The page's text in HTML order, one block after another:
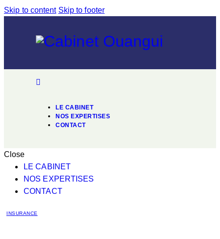
Skip to content Skip to footer
LE CABINET
NOS EXPERTISES
CONTACT
Close
LE CABINET
NOS EXPERTISES
CONTACT
INSURANCE